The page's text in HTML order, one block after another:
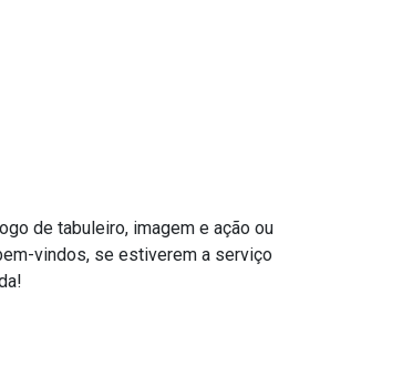
de tabuleiro, imagem e ação ou
vindos, se estiverem a serviço